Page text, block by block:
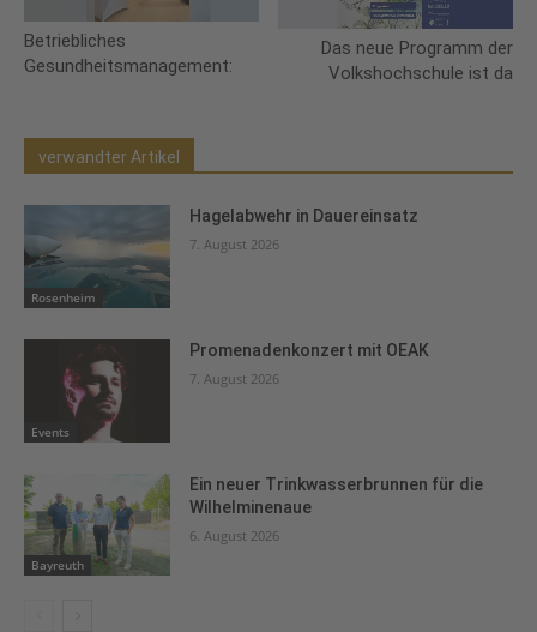
Betriebliches
Gesundheitsmanagement:
Das neue Programm der
Volkshochschule ist da
verwandter Artikel
Rosenheim
Hagelabwehr in Dauereinsatz
7. August 2026
Events
Promenadenkonzert mit OEAK
7. August 2026
Bayreuth
Ein neuer Trinkwasserbrunnen für die
Wilhelminenaue
6. August 2026